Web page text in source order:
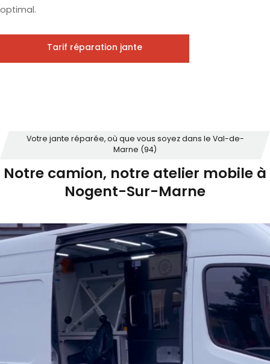
optimal.
Tarif réparation jante
Notre camion, notre atelier mobile à
Nogent-Sur-Marne
Votre jante réparée, où que vous soyez dans le Val-de-
Marne (94)